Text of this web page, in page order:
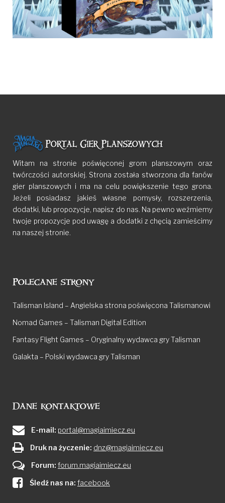
Witam na stronie poświęconej grom planszowym oraz
twórczości autorskiej. Strona została stworzona dla fanów
gier planszowych i ma na celu powiększenie tego grona.
Jeżeli posiadasz jakieś własne pomysły, rozszerzenia,
dodatki, lub propozycje, napisz do nas. Na pewno weźmiemy
twoje propozycje pod uwagę a dodatki z chęcią zamieścimy
na naszej stronie.
Polecane strony
Talisman Island – Angielska strona poświęcona Talismanowi
Nomad Games – Talisman Digital Edition
Fantasy Flight Games – Oryginalny wydawca gry Talisman
Galakta – Polski wydawca gry Talisman
Dane kontaktowe
E-mail: portal@magiaimiecz.eu
Druk na życzenie: dnz@magiaimiecz.eu
Forum: forum.magiaimiecz.eu
Śledź nas na: facebook